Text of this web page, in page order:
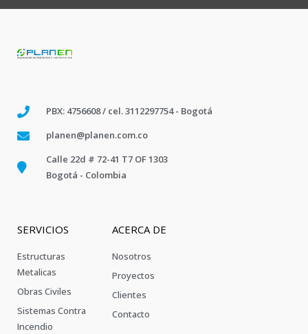
PBX: 4756608 / cel. 3112297754 - Bogotá
planen@planen.com.co
Calle 22d # 72-41 T7 OF 1303
Bogotá - Colombia
SERVICIOS
Estructuras
Metalicas
Obras Civiles
Sistemas Contra
Incendio
ACERCA DE
Nosotros
Proyectos
Clientes
Contacto